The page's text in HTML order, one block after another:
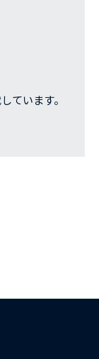
ています。